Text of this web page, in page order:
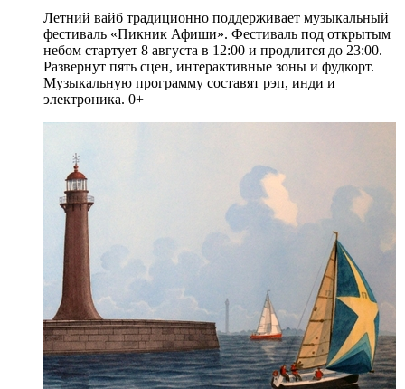
Летний вайб традиционно поддерживает музыкальный
фестиваль «Пикник Афиши». Фестиваль под открытым
небом стартует 8 августа в 12:00 и продлится до 23:00.
Развернут пять сцен, интерактивные зоны и фудкорт.
Музыкальную программу составят рэп, инди и
электроника. 0+